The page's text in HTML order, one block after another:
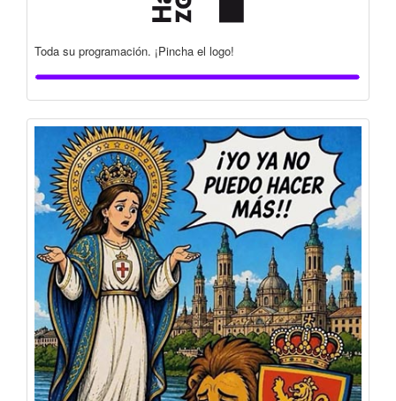
Toda su programación. ¡Pincha el logo!